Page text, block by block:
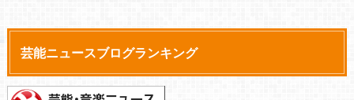
芸能ニュースブログランキング